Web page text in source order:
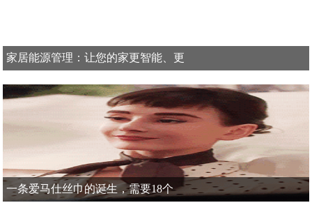
家居能源管理：让您的家更智能、更
一条爱马仕丝巾的诞生，需要18个